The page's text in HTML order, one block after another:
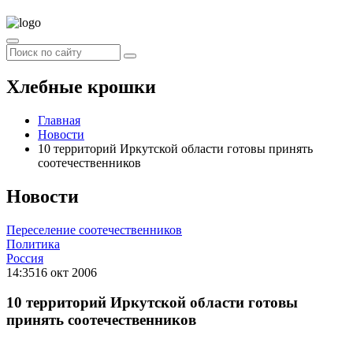
Хлебные крошки
Главная
Новости
10 территорий Иркутской области готовы принять
соотечественников
Новости
Переселение соотечественников
Политика
Россия
14:3516 окт 2006
10 территорий Иркутской области готовы
принять соотечественников